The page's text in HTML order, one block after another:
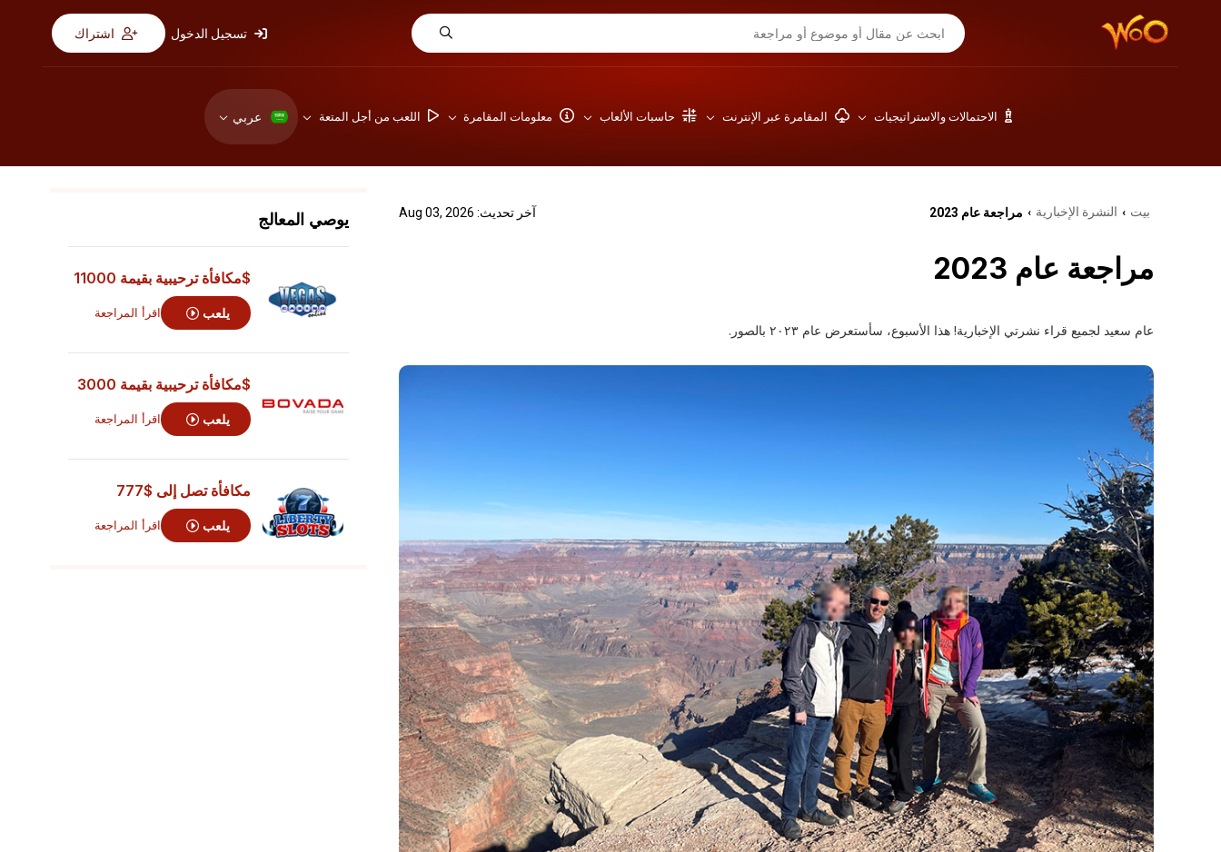
تسجيل الدخول اشتراك
الاحتمالات والاستراتيجيات المقامرة عبر الإنترنت حاسبات الألعاب معلومات المقامرة اللعب من أجل المتعة عربي
بيت › النشرة الإخبارية › مراجعة عام 2023 آخر تحديث: Aug 03, 2026
مراجعة عام 2023
عام سعيد لجميع قراء نشرتي الإخبارية! هذا الأسبوع، سأستعرض عام ٢٠٢٣ بالصور.
يوصي المعالج
$مكافأة ترحيبية بقيمة 11000
يلعب اقرأ المراجعة
$مكافأة ترحيبية بقيمة 3000
يلعب اقرأ المراجعة
مكافأة تصل إلى $777
يلعب اقرأ المراجعة